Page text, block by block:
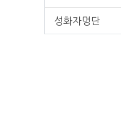
성화자명단